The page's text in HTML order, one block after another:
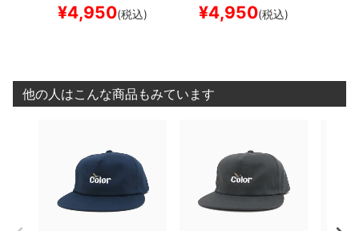
TRUCTUREDNAVYス
¥4,950(税込)
TRUCTUREDCHARCO
¥4,950(税込)
他の人はこんな商品もみています